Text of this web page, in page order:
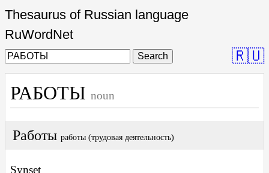
Thesaurus of Russian language
RuWordNet
Search 🇷🇺
РАБОТЫ noun
Работы работы (трудовая деятельность)
Synset